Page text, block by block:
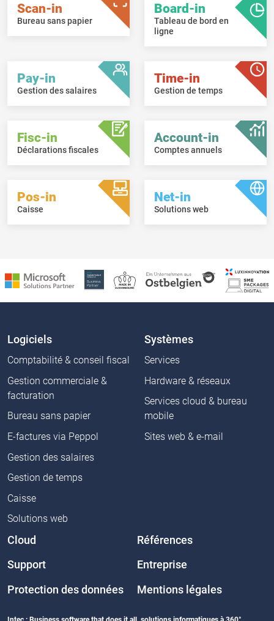
Scan-in
Bureau sans papier
Board-in
Tableau de bord en
ligne
Pay-in
Gestion des salaires
Time-in
Gestion de temps
Fisc-in
Déclarations fiscales
Account-in
Comptes annuels
Pos-in
Caisse
Net-in
Solutions web
Logiciels
Comptabilité & conseil fiscal
Gestion commerciale &
facturation
Bureau sans papier
E-factures via Peppol
Gestion des salaires
Gestion de temps
Caisse
Solutions web
Systèmes
Services
Hardware & réseaux
Services cloud & bureau
mobile
Sites web & e-mail
Cloud Références
Support Entreprise
Protection des données Mentions légales